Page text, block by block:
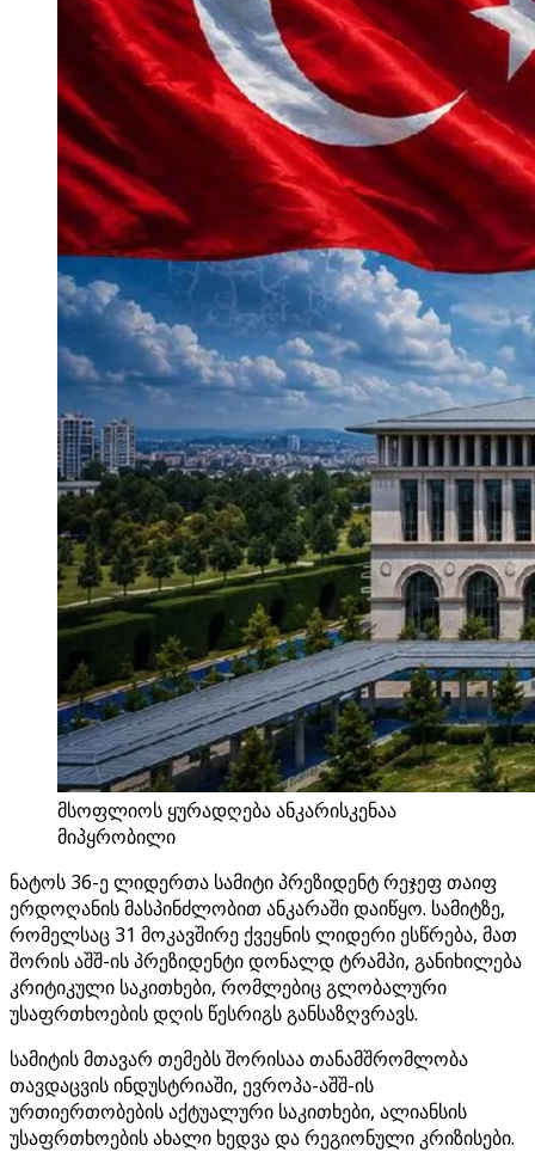
მსოფლიოს ყურადღება ანკარისკენაა
მიპყრობილი
ნატოს 36-ე ლიდერთა სამიტი პრეზიდენტ რეჯეფ თაიფ
ერდოღანის მასპინძლობით ანკარაში დაიწყო. სამიტზე,
რომელსაც 31 მოკავშირე ქვეყნის ლიდერი ესწრება, მათ
შორის აშშ-ის პრეზიდენტი დონალდ ტრამპი, განიხილება
კრიტიკული საკითხები, რომლებიც გლობალური
უსაფრთხოების დღის წესრიგს განსაზღვრავს.
სამიტის მთავარ თემებს შორისაა თანამშრომლობა
თავდაცვის ინდუსტრიაში, ევროპა-აშშ-ის
ურთიერთობების აქტუალური საკითხები, ალიანსის
უსაფრთხოების ახალი ხედვა და რეგიონული კრიზისები.